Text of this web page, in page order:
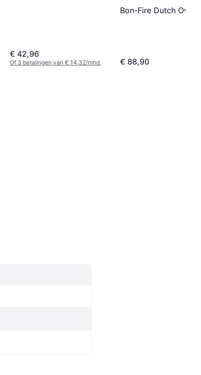
€ 42,96
Of 3 betalingen van € 14,32/mnd.
Bon-Fire Dutch Oven
€ 88,90